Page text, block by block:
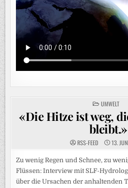
POSTED
IN
UMWELT
«Die Hitze ist weg,
bleibt.»
RSS-FEED 13.
Zu wenig Regen und Schnee, zu
Flüssen: Interview mit SLF-
über die Ursachen der anhaltenden